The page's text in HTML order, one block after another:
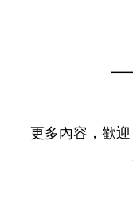
更多內容，歡迎